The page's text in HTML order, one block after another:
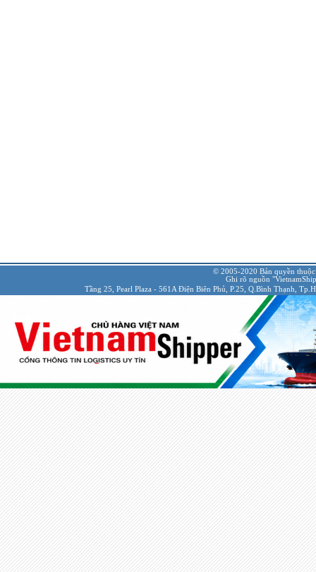
© 2005-2020 Bản quyền
Ghi rõ nguồn
Tầng 25, Pearl Plaza - 561A Điện Biên Phủ, P.25, Q.Bình Thạnh,